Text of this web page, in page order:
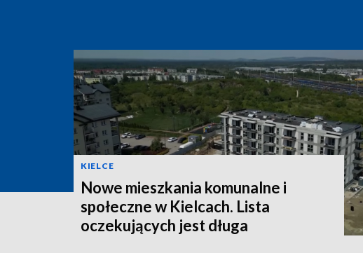
KIELCE
Nowe mieszkania komunalne i
społeczne w Kielcach. Lista
oczekujących jest długa